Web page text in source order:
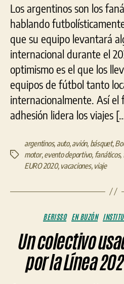
Los argentinos son los
hablando
que su equipo levantará
internacional durante el
optimismo es el que los
equipos de fútbol tanto
internacionalmente. Así
adhesión lidera los viajes
Etiquetas
argentinos, auto,avión, básquet,
motor,evento deportivo, fanáticos,
EURO 2020, vacaciones, viaje
BERISSO EN BUZÓN
Un colectivo
por la Línea